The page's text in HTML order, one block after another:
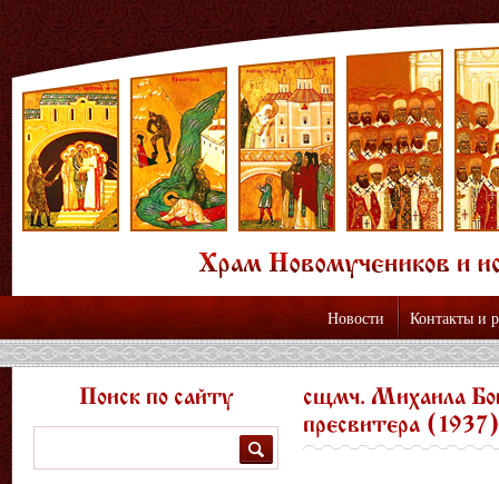
Новости Контакты и
сщмч. Михаила
пресвитера
Поиск по сайту